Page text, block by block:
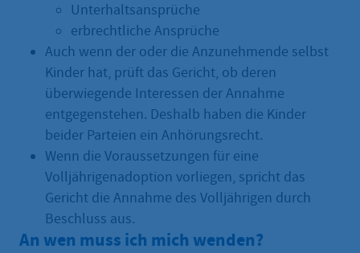
Unterhaltsansprüche
erbrechtliche Ansprüche
Auch wenn der oder die Anzunehmende selbst
Kinder hat, prüft das Gericht, ob deren
überwiegende Interessen der Annahme
entgegenstehen. Deshalb haben die Kinder
beider Parteien ein Anhörungsrecht.
Wenn die Voraussetzungen für eine
Volljährigenadoption vorliegen, spricht das
Gericht die Annahme des Volljährigen durch
Beschluss aus.
An wen muss ich mich wenden?